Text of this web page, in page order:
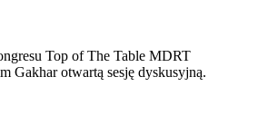
Top of The Table MDRT
Gakhar otwartą sesję dyskusyjną.